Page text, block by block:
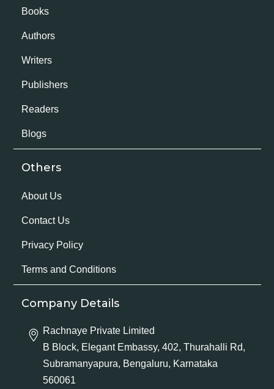
Books
Authors
Writers
Publishers
Readers
Blogs
Others
About Us
Contact Us
Privacy Policy
Terms and Conditions
Company Details
Rachnaye Private Limited
B Block, Elegant Embassy, 402, Thurahalli Rd,
Subramanyapura, Bengaluru, Karnataka
560061